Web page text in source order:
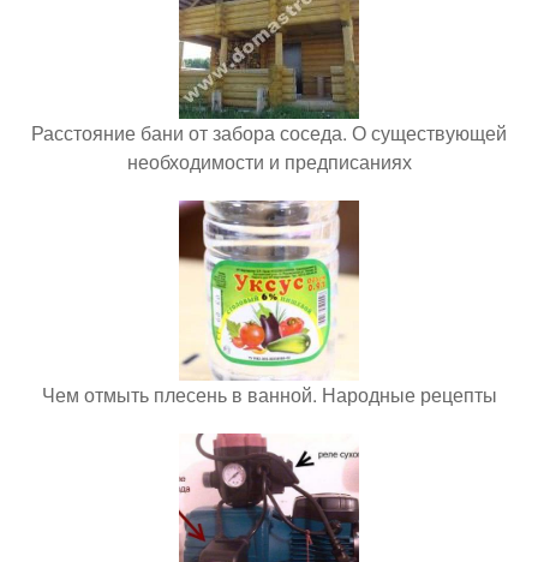
Расстояние бани от забора соседа. О существующей
необходимости и предписаниях
Чем отмыть плесень в ванной. Народные рецепты